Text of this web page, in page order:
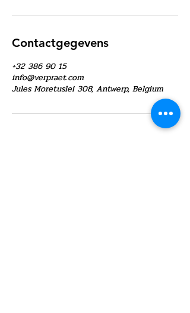
Contactgegevens
+32 386 90 15
info@verpraet.com
Jules Moretuslei 308, Antwerp, Belgium